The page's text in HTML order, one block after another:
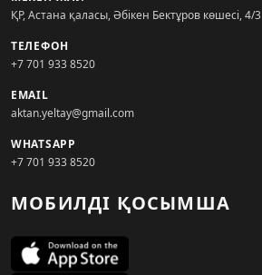
ҚР, Астана қаласы, Әбікен Бектұров көшесі, 4/3
ТЕЛЕФОН
+7 701 933 8520
EMAIL
aktan.yeltay@gmail.com
WHATSAPP
+7 701 933 8520
МОБИЛДІ ҚОСЫМША